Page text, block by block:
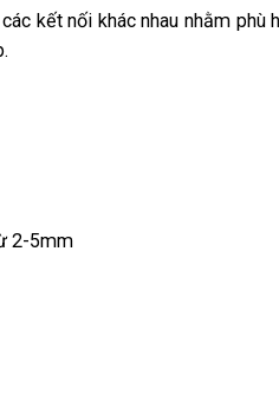
kết nối khác nhau nhằm phù
2-5mm